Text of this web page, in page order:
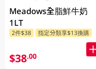
Meadows全脂鮮牛奶
1LT
2件$38 指定分類享$13換購
$38.00